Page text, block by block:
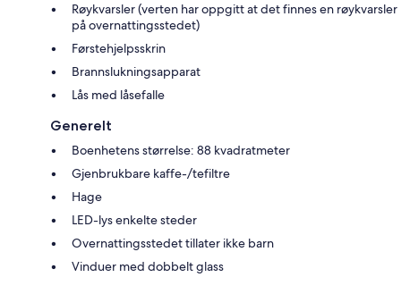
Røykvarsler (verten har oppgitt at det finnes en røykvarsler
på overnattingsstedet)
Førstehjelpsskrin
Brannslukningsapparat
Lås med låsefalle
Generelt
Boenhetens størrelse: 88 kvadratmeter
Gjenbrukbare kaffe-/tefiltre
Hage
LED-lys enkelte steder
Overnattingsstedet tillater ikke barn
Vinduer med dobbelt glass